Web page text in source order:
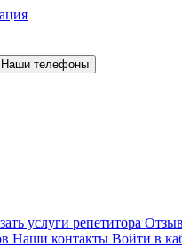
Наши телефоны
услуги репетитора
Наши контакты Войти в